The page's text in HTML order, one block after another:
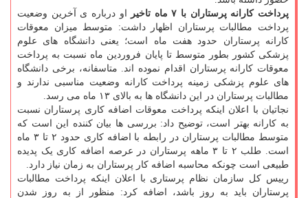
پرداخت کارانه پرستاران با ۷ ماه تاخیر
او درباره ی آخرین وضعیت
پرداخت مطالبات پرستاران اظهار داشت: متوسط میزان معوقات
کارانه پرستاران حدود هفت ماه است؛ یعنی دانشگاه های علوم
پزشکی کشور بطور متوسط تا پایان فروردین ماه نسبت به پرداخت
معوقات کارانه پرستاران اقدام نموده اند. متاسفانه، برخی دانشگاه
های علوم پزشکی زمینه پرداخت کارانه وضعیت مناسبی ندارند و
مطالبات پرستاران در این دانشگاه ها به بالای ۱۳ ماه می رسد.
نجاتیان با اعلان اینکه پرداخت معوقات اضافه کاری پرستاران نسبت
به کارانه بهتر است، توضیح داد: بررسی ها بیان کننده این است که
متوسط مطالبات پرستاران در رابطه با اضافه کاری حدود ۲ تا ۳ ماه
است. طلب ۲ تا ۳ ماهه پرستاران در عرصه اضافه کاری یک پدیده
طبیعی است چونکه محاسبه اضافه کار پرستاران به زمان نیاز دارد.
رییس کل سازمان نظام پرستاری با اعلان اینکه پرداخت مطالبات
پرستاران باید به روز باشد، اضافه کرد: منظور از به روز شدن